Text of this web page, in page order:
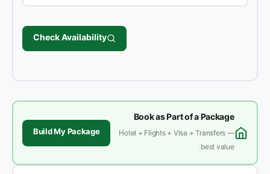
Check Availability
Book as Part of a Package
Hotel + Flights + Visa + Transfers —
best value.
Build My Package